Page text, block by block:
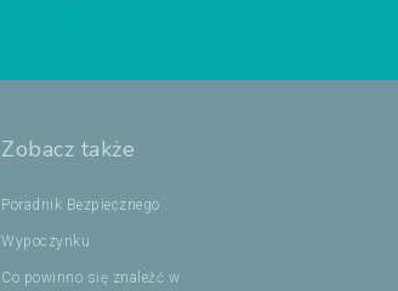
Zobacz także
Poradnik Bezpiecznego
Wypoczynku
Co powinno się znaleźć w